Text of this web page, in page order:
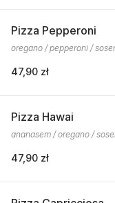
Pizza Pepperoni
oregano / pepperoni /
47,90 zł
Pizza Hawai
ananasem / oregano /
47,90 zł